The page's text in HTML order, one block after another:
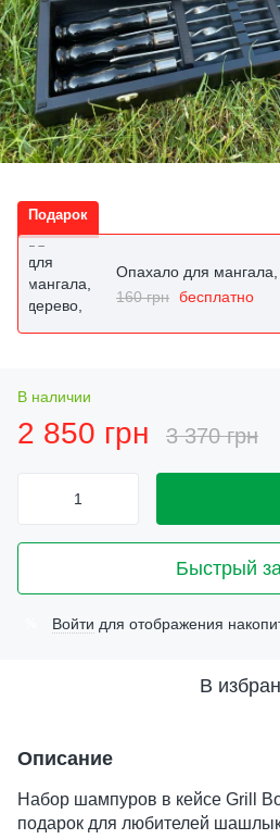
Подарок
Опахало для
160 грн бесплатно
В наличии
2 850 грн 3 370 грн
Быстрый
Войти для отображения
В
Описание
Набор шампуров в кейсе Grill
подарок для любителей